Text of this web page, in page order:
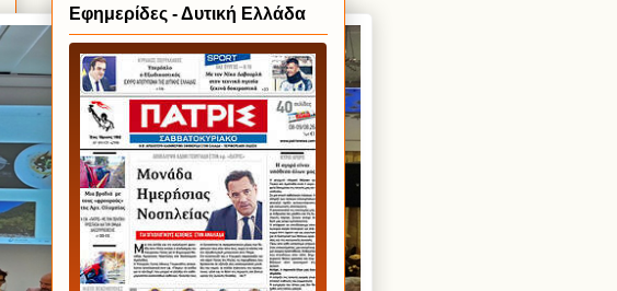
Εφημερίδες - Δυτική Ελλάδα